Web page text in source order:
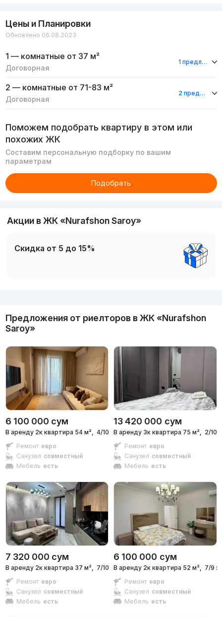
Цены и Планировки
Обновлено 06.08.2023
1 — комнатные от 37 м²
Договорная
1 предложение
2 — комнатные от 71-83 м²
Договорная
2 предложения
Поможем подобрать квартиру в этом или
похожих ЖК
Составим персональную подборку по вашим
параметрам
Подобрать
Акции в ЖК «Nurafshon Saroy»
Скидка от 5 до 15%
Предложения от риелторов в ЖК «Nurafshon
Saroy»
6 100 000 сум
В аренду 2к квартира 54 м², 4/10 эт.
Ремонт евро
Санузел совместный
Мебель есть
13 420 000 сум
В аренду 3к квартира 75 м², 2/10
Ремонт евро
Санузел совместный
Мебель есть
7 320 000 сум
В аренду 2к квартира 37 м²,
7/10 эт.
Ремонт евро
Санузел совместный
Мебель есть
6 100 000 сум
В аренду 2к квартира 52 м²,
7/9
Ремонт евро
Санузел совместный
Мебель есть